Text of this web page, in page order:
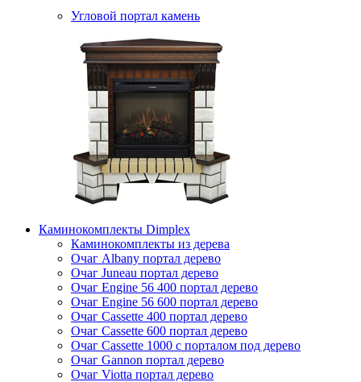
Угловой портал камень
Каминокомплекты Dimplex
Каминокомплекты из дерева
Очаг Albany портал дерево
Очаг Juneau портал дерево
Очаг Engine 56 400 портал дерево
Очаг Engine 56 600 портал дерево
Очаг Cassette 400 портал дерево
Очаг Cassette 600 портал дерево
Очаг Cassette 1000 с порталом под дерево
Очаг Gannon портал дерево
Очаг Viotta портал дерево